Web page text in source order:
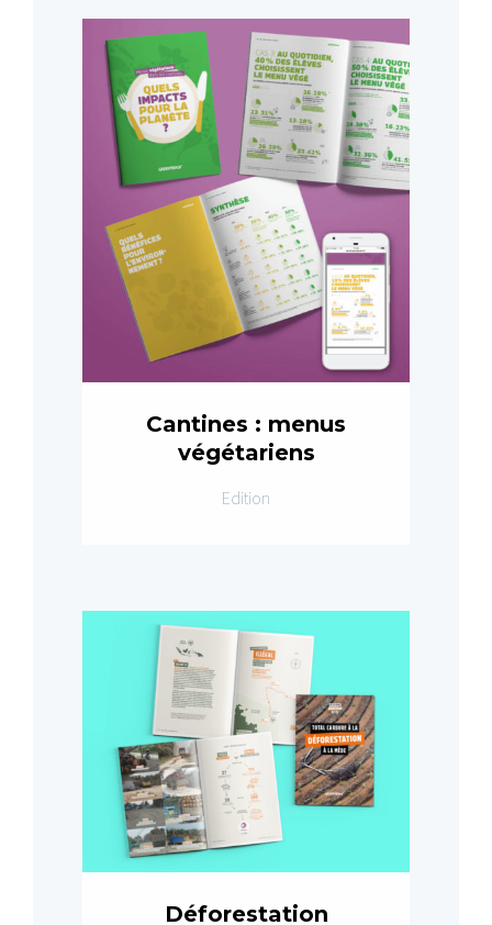
Cantines : menus
végétariens
Edition
Déforestation